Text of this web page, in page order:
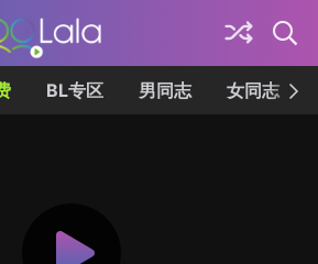
BL专区 男同志 女同志